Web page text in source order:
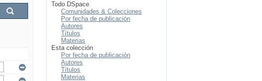
Todo DSpace
Comunidades & Colecciones
Por fecha de publicación
Autores
Títulos
Materias
Esta colección
Por fecha de publicación
Autores
Títulos
Materias